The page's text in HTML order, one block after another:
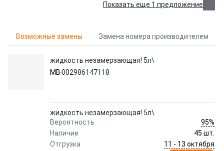
Показать еще 1 предложение
Возможные замены Замена номера производителем
жидкость незамерзающая! 5л\
MB002986147118
жидкость незамерзающая! 5л\
Вероятность
95%
Наличие
45 шт.
Отгрузка
11 - 13 октября